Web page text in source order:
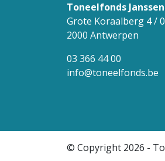
Toneelfonds
Grote Koraalberg 4 /
2000 Antwerpen
03 366 44 00
info@toneelfonds.be
© Copyright 2026 -